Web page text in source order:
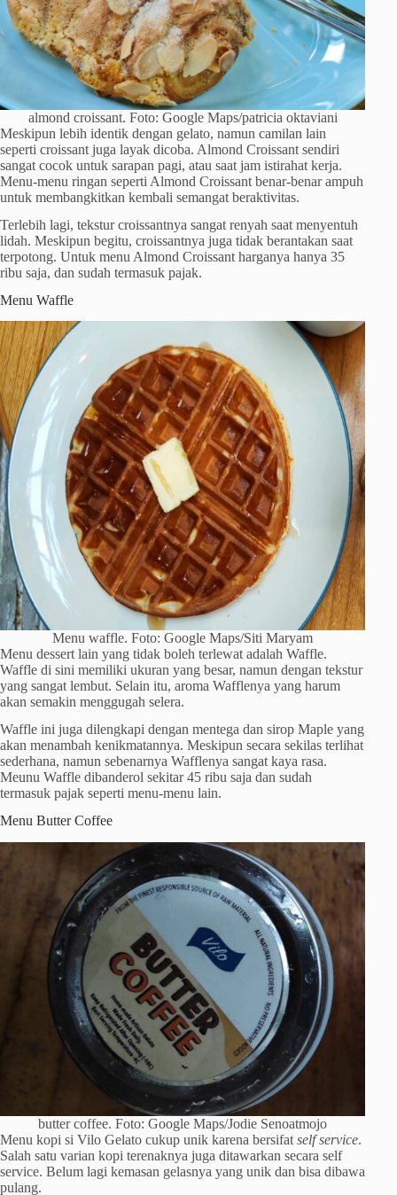
almond croissant. Foto: Google Maps/patricia oktaviani
Meskipun lebih identik dengan gelato, namun camilan lain
seperti croissant juga layak dicoba. Almond Croissant sendiri
sangat cocok untuk sarapan pagi, atau saat jam istirahat kerja.
Menu-menu ringan seperti Almond Croissant benar-benar ampuh
untuk membangkitkan kembali semangat beraktivitas.
Terlebih lagi, tekstur croissantnya sangat renyah saat menyentuh
lidah. Meskipun begitu, croissantnya juga tidak berantakan saat
terpotong. Untuk menu Almond Croissant harganya hanya 35
ribu saja, dan sudah termasuk pajak.
Menu Waffle
Menu waffle. Foto: Google Maps/Siti Maryam
Menu dessert lain yang tidak boleh terlewat adalah Waffle.
Waffle di sini memiliki ukuran yang besar, namun dengan tekstur
yang sangat lembut. Selain itu, aroma Wafflenya yang harum
akan semakin menggugah selera.
Waffle ini juga dilengkapi dengan mentega dan sirop Maple yang
akan menambah kenikmatannya. Meskipun secara sekilas terlihat
sederhana, namun sebenarnya Wafflenya sangat kaya rasa.
Meunu Waffle dibanderol sekitar 45 ribu saja dan sudah
termasuk pajak seperti menu-menu lain.
Menu Butter Coffee
butter coffee. Foto: Google Maps/Jodie Senoatmojo
Menu kopi si Vilo Gelato cukup unik karena bersifat self service.
Salah satu varian kopi terenaknya juga ditawarkan secara self
service. Belum lagi kemasan gelasnya yang unik dan bisa dibawa
pulang.